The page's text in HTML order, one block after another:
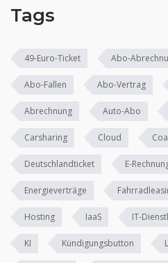
Tags
49-Euro-Ticket Abo-
Abo-Fallen Abo-Vertrag
Abrechnung Auto-Abo
Carsharing Cloud
Deutschlandticket E-
Energieverträge
Hosting IaaS IT-
KI Kündigungsbutton